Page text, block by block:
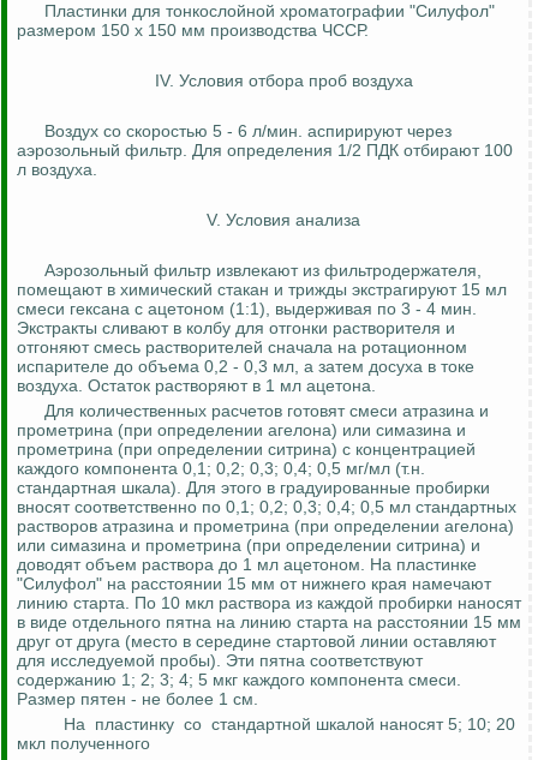
Пластинки для тонкослойной хроматографии "Силуфол"
размером 150 х 150 мм производства ЧССР.
IV. Условия отбора проб воздуха
Воздух со скоростью 5 - 6 л/мин. аспирируютчерез
аэрозольный фильтр. Для определения 1/2 ПДК отбирают 100
л воздуха.
V. Условия анализа
Аэрозольный фильтр извлекают из фильтродержателя,
помещают в химический стакан и трижды экстрагируют 15 мл
смеси гексана с ацетоном (1:1), выдерживая по 3 - 4 мин.
Экстракты сливают в колбу для отгонки растворителя и
отгоняют смесь растворителей сначала на ротационном
испарителе до объема 0,2 - 0,3 мл, а затем досуха в токе
воздуха. Остаток растворяют в 1 мл ацетона.
Для количественных расчетов готовят смеси атразина и
прометрина (при определении агелона) или симазина и
прометрина (при определении ситрина) с концентрацией
каждого компонента 0,1; 0,2; 0,3; 0,4; 0,5 мг/мл (т.н.
стандартная шкала). Для этого в градуированные пробирки
вносят соответственно по 0,1; 0,2; 0,3; 0,4; 0,5 мл стандартных
растворов атразина и прометрина (при определении агелона)
или симазина и прометрина (при определении ситрина) и
доводят объем раствора до 1 мл ацетоном. На пластинке
"Силуфол" на расстоянии 15 мм от нижнего края намечают
линию старта. По 10 мкл раствора из каждой пробирки наносят
в виде отдельного пятна на линию старта на расстоянии 15 мм
друг от друга (место в середине стартовой линии оставляют
для исследуемой пробы). Эти пятна соответствуют
содержанию 1; 2; 3; 4; 5 мкг каждого компонента смеси.
Размер пятен - не более 1 см.
На пластинку со стандартной шкалой наносят 5; 10; 20
мкл полученного